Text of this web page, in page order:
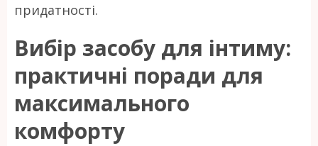
придатності.
Вибір засобу для інтиму:
практичні поради для
максимального
комфорту